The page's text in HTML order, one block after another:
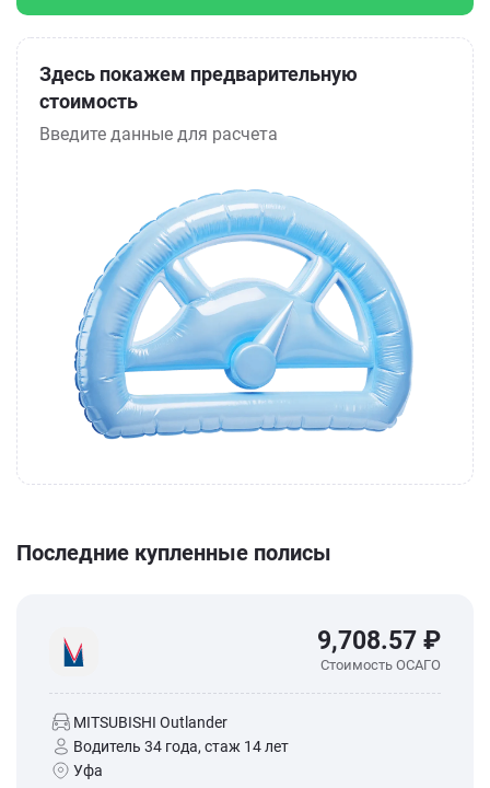
Здесь покажем предварительную
стоимость
Введите данные для расчета
Последние купленные полисы
9,708.57 ₽
Стоимость ОСАГО
MITSUBISHI Outlander
Водитель 34 года, стаж 14 лет
Уфа